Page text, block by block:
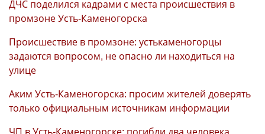
ДЧС поделился кадрами с места происшествия в
промзоне Усть-Каменогорска
Происшествие в промзоне: устькаменогорцы
задаются вопросом, не опасно ли находиться на
улице
Аким Усть-Каменогорска: просим жителей доверять
только официальным источникам информации